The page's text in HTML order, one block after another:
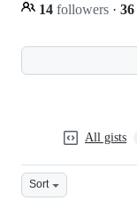
14 followers · 36
All gists
Sort